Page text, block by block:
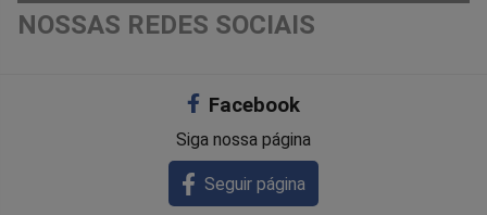
NOSSAS REDES SOCIAIS
Facebook
Siga nossa página
Seguir página